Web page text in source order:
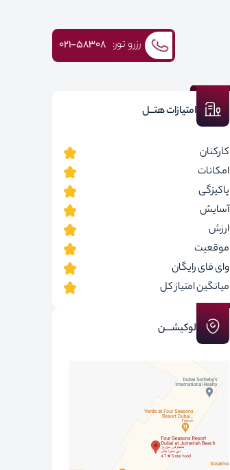
رزرو تور: ۰۲۱-58308
امتیازات هتــل
کارکنان
امکانات
پاکیزگی
آسایش
ارزش
موقعیت
وای فای رایگان
میانگین امتیاز کل
لوکیشـــن